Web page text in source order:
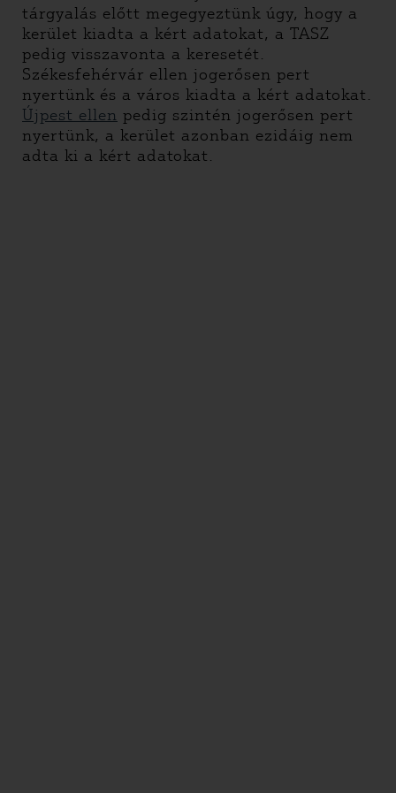
tárgyalás előtt megegyeztünk úgy, hogy a
kerület kiadta a kért adatokat, a TASZ
pedig visszavonta a keresetét.
Székesfehérvár ellen jogerősen pert
nyertünk és a város kiadta a kért adatokat.
Újpest ellen pedig szintén jogerősen pert
nyertünk, a kerület azonban ezidáig nem
adta ki a kért adatokat.